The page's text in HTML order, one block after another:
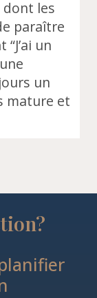
les
paraître
un
un
mature et